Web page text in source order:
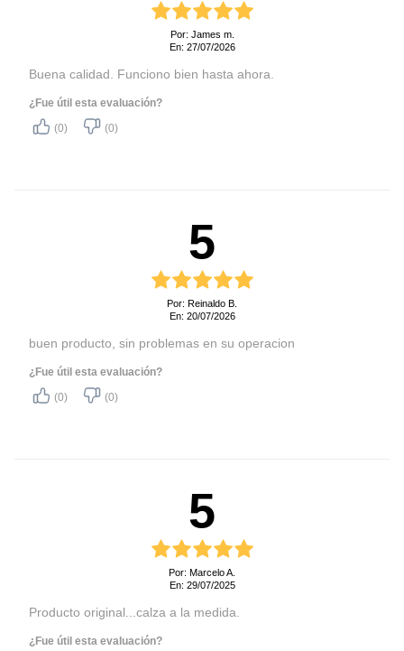
Por: James m.
En: 27/07/2026
Buena calidad. Funciono bien hasta ahora.
¿Fue útil esta evaluación?
(0)
(0)
5
Por: Reinaldo B.
En: 20/07/2026
buen producto, sin problemas en su operacion
¿Fue útil esta evaluación?
(0)
(0)
5
Por: Marcelo A.
En: 29/07/2025
Producto original...calza a la medida.
¿Fue útil esta evaluación?